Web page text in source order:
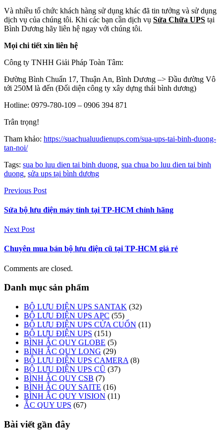
Và nhiều tổ chức khách hàng sử dụng khác đã tin tưởng và sử dụng
dịch vụ của chúng tôi. Khi các bạn cần dịch vụ Sửa Chữa UPS tại
Bình Dương hãy liên hệ ngay với chúng tôi.
Mọi chi tiết xin liên hệ
Công ty TNHH Giải Pháp Toàn Tâm:
Đường Bình Chuẩn 17, Thuận An, Bình Dương –> Đầu đường Vô
tới 250M là đến (Đối diện công ty xây dựng thái bình dương)
Hotline: 0979-780-109 – 0906 394 871
Trân trọng!
Tham khảo: https://suachualuudienups.com/sua-ups-tai-binh-duong-
tan-noi/
Tags: sua bo luu dien tai binh duong sua chua bo luu dien tai binh
duong sửa ups tại bình dương
Previous Post
Sửa bộ lưu điện máy tính tại TP-HCM chính hãng
Next Post
Chuyên mua bán bộ lưu điện cũ tại TP-HCM giá rẻ
Comments are closed.
Danh mục sản phẩm
BỘ LƯU ĐIỆN UPS SANTAK (32)
BỘ LƯU ĐIỆN UPS APC (55)
BỘ LƯU ĐIỆN UPS CỬA CUỐN (11)
BỘ LƯU ĐIỆN UPS (151)
BÌNH ẮC QUY GLOBE (5)
BÌNH ẮC QUY LONG (29)
BỘ LƯU ĐIỆN UPS CAMERA (8)
BỘ LƯU ĐIỆN UPS CŨ (37)
BÌNH ẮC QUY CSB (7)
BÌNH ẮC QUY SAITE (16)
BÌNH ẮC QUY VISION (11)
ẮC QUY UPS (67)
Bài viết gần đây